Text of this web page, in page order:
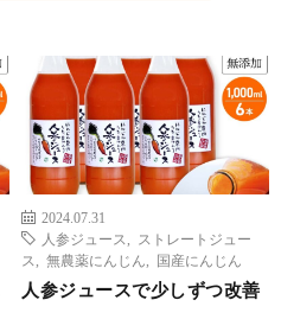
2024.07.31
人参ジュース
ストレートジュー
ス
無農薬にんじん 国産にんじん
人参ジュースで少しずつ改善